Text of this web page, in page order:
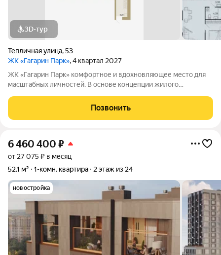
3D-тур
Тепличная улица,53
ЖК «Гагарин Парк», 4 квартал 2027
ЖК «Гагарин Парк» комфортное и вдохновляющее место для
масштабных личностей. В основе концепции жилого
великого летчика-космонавта и героя СССР. Жилой квартал
«Гагарин Парк» расположился в
Позвонить
6 460 400 ₽
от 27 075 ₽ в месяц
52,1 м²
1-комн. квартира 2 этаж из 24
новостройка